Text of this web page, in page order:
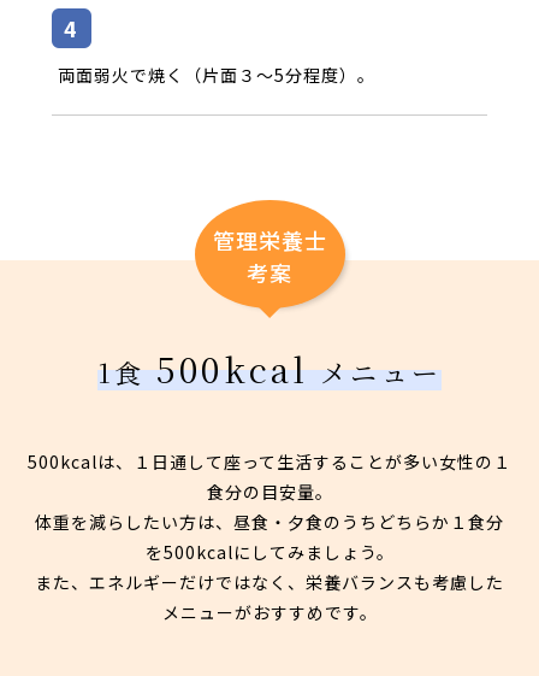
両面弱火で焼く（片面３～5分程度）。
管理栄養士
考案
1食500kcalメニュー
500kcalは、１日通して座って生活することが多い女性の１
食分の目安量。
体重を減らしたい方は、昼食・夕食のうちどちらか１食分
を500kcalにしてみましょう。
また、エネルギーだけではなく、栄養バランスも考慮した
メニューがおすすめです。